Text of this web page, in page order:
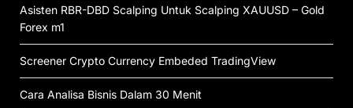
Asisten RBR-DBD Scalping Untuk Scalping XAUUSD – Gold
Forex m1
Screener Crypto Currency Embeded TradingView
Cara Analisa Bisnis Dalam 30 Menit